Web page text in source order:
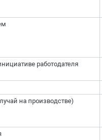
работодателя
на производстве)